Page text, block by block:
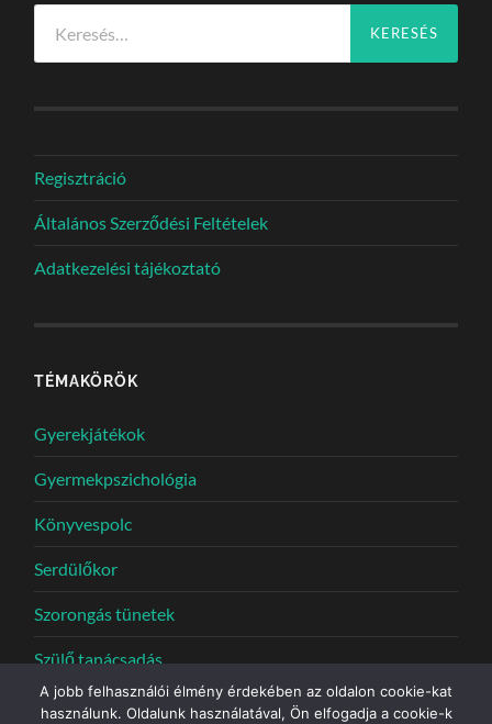
Regisztráció
Általános Szerződési Feltételek
Adatkezelési tájékoztató
TÉMAKÖRÖK
Gyerekjátékok
Gyermekpszichológia
Könyvespolc
Serdülőkor
Szorongás tünetek
Szülő tanácsadás
A jobb felhasználói élmény érdekében az oldalon cookie-kat
használunk. Oldalunk használatával, Ön elfogadja a cookie-k